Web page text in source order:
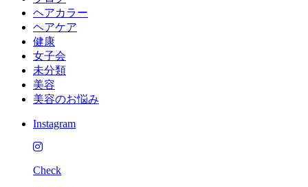
ヘアカラー
ヘアケア
健康
女子会
未分類
美容
美容のお悩み
Instagram
Check